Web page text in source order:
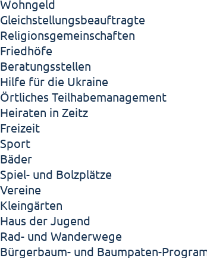
Wohngeld
Gleichstellungsbeauftragte
Religionsgemeinschaften
Friedhöfe
Beratungsstellen
Hilfe für die Ukraine
Örtliches Teilhabemanagement
Heiraten in Zeitz
Freizeit
Sport
Bäder
Spiel- und Bolzplätze
Vereine
Kleingärten
Haus der Jugend
Rad- und Wanderwege
Bürgerbaum- und Baumpaten-